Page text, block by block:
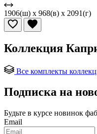
1906(ш) x 968(в) x 2091(г)
Коллекция
Все комплекты
Подписка на
Будьте в курсе новинок
Email